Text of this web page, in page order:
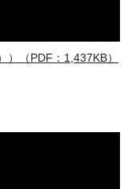
（PDF：1,437KB）